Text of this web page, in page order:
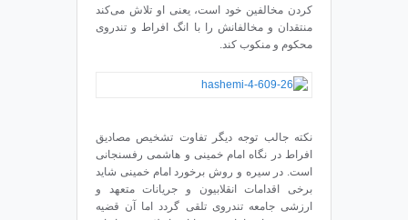
کردن مخالفین خود است، یعنی او تلاش می‌کند
منتقدان و مخالفانش را با انگ افراط و تندروی
محکوم و منکوب کند.
نکته جالب توجه دیگر تفاوت تشخیص مصادیق
افراط در نگاه امام خمینی و هاشمی رفسنجانی
است. در سیره و روش برخورد امام خمینی شاید
برخی اقدامات انقلابیون و جریانات متعهد و
ارزشی جامعه تندروی تلقی گردد اما آن قضیه